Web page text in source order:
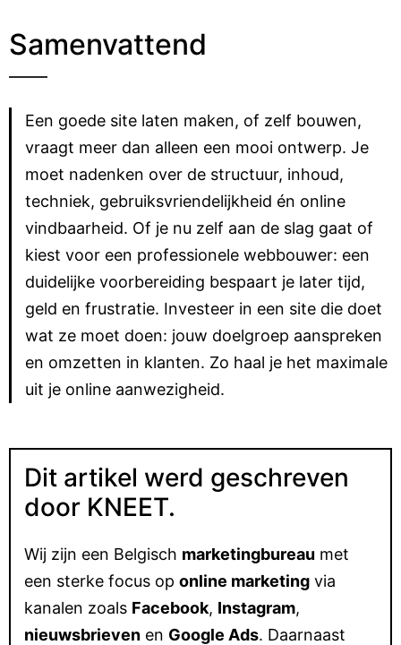
Samenvattend
Een goede site laten maken, of zelf bouwen,
vraagt meer dan alleen een mooi ontwerp. Je
moet nadenken over de structuur, inhoud,
techniek, gebruiksvriendelijkheid én online
vindbaarheid. Of je nu zelf aan de slag gaat of
kiest voor een professionele webbouwer: een
duidelijke voorbereiding bespaart je later tijd,
geld en frustratie. Investeer in een site die doet
wat ze moet doen: jouw doelgroep aanspreken
en omzetten in klanten. Zo haal je het maximale
uit je online aanwezigheid.
Dit artikel werd geschreven
door KNEET.
Wij zijn een Belgisch marketingbureau met
een sterke focus op online marketing via
kanalen zoals Facebook, Instagram,
nieuwsbrieven en Google Ads. Daarnaast